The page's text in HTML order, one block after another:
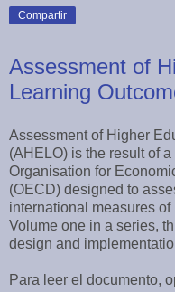
Compartir
Assessment of
Learning
Assessment of Higher
(AHELO) is the result of
Organisation for
(OECD) designed to
international measures
Volume one in a series,
design and
Para leer el documento,